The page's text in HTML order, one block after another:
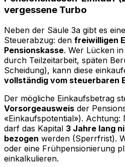
vergessene Turbo
Neben der Säule 3a gibt es
Steuerabzug: den freiwilligen
Pensionskasse. Wer Lücken
durch Teilzeitarbeit, späten
Scheidung), kann diese
vollständig vom steuerbaren
Der mögliche Einkaufsbetrag
Vorsorgeausweis der
«Einkaufspotential»). Achtung:
darf das Kapital 3 Jahre lang
bezogen werden (Sperrfrist).
oder eine Frühpensionierung
einkalkulieren.